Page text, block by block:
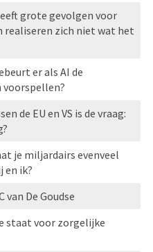
grote gevolgen voor
realiseren zich niet wat het
er als AI de
voorspellen?
de EU en VS is de vraag:
je miljardairs evenveel
en ik?
van De Goudse
staat voor zorgelijke